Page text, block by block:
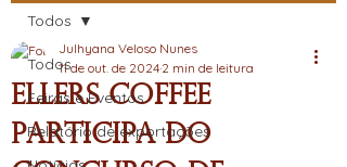
Todos
Feiras e Eventos
Relatório de exportações
Todos
EllerS Coffee
Participa do
Julhyana Veloso Nunes
11 de out. de 2024 2 min de leitura